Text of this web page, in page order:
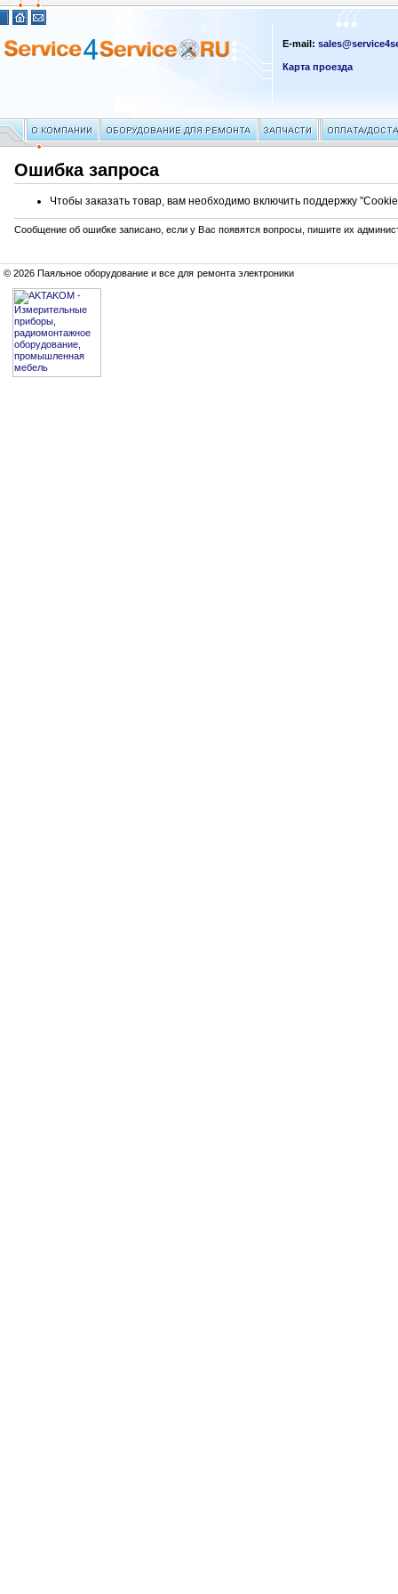
E-mail:
Карта проезда
Ошибка запроса
Чтобы заказать товар, вам необходимо включить поддержку
Сообщение об ошибке записано, если у Вас появятся вопросы, пишите их
© 2026 Паяльное оборудование и все для ремонта электроники